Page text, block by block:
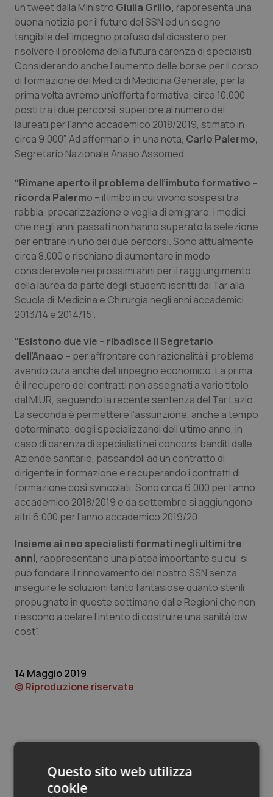
Campania
Emilia-Romagna
Friuli Venezia Giulia
Lazio
Liguria
Lombardia
Marche
Molise
Piemonte
Provincia Autonoma di Bolzano
Provincia Autonoma di Trento
Puglia
Sardegna
Sicilia
Toscana
Umbria
Valle D’Aosta
Veneto
Car-T
Colesterolo & coronaropatie
Dermatite Atopica
Diabete & glucometri
Disturbi dell’umore
Dolore
Donna & Salute
Epatiti
HIV
Infezioni & Febbre
Ipertensione & Scompenso
Malattie rare
Malattia di Crohn & Rettocolite Ulcerosa
Neuroscienze & patologie neurodegenerative
Obesità
Oftalmologia
Oncodermatologia
Oncoematologia
Oncologia & Nutrizione
Psoriasi & pelle
Quotidiano Chirurgia
Rene & patologie urogenitali
un tweet dalla Ministro Giulia Grillo, rappresenta una
buona notizia per il futuro del SSN ed un segno
tangibile dell’impegno profuso dal dicastero per
risolvere il problema della futura carenza di specialisti.
Considerando anche l’aumento delle borse per il corso
di formazione dei Medici di Medicina Generale, per la
prima volta avremo un’offerta formativa, circa 10.000
posti tra i due percorsi, superiore al numero dei
laureati per l’anno accademico 2018/2019, stimato in
circa 9.000”. Ad affermarlo, in una nota, Carlo Palermo,
Segretario Nazionale Anaao Assomed.
“Rimane aperto il problema dell’imbuto formativo –
ricorda Palermo – il limbo in cui vivono sospesi tra
rabbia, precarizzazione e voglia di emigrare, i medici
che negli anni passati non hanno superato la selezione
per entrare in uno dei due percorsi. Sono attualmente
circa 8.000 e rischiano di aumentare in modo
considerevole nei prossimi anni per il raggiungimento
della laurea da parte degli studenti iscritti dai Tar alla
Scuola di Medicina e Chirurgia negli anni accademici
2013/14 e 2014/15”.
“Esistono due vie – ribadisce il Segretario
dell’Anaao – per affrontare con razionalità il problema
avendo cura anche dell’impegno economico. La prima
è il recupero dei contratti non assegnati a vario titolo
dal MIUR, seguendo la recente sentenza del Tar Lazio.
La seconda è permettere l’assunzione, anche a tempo
determinato, degli specializzandi dell’ultimo anno, in
caso di carenza di specialisti nei concorsi banditi dalle
Aziende sanitarie, passandoli ad un contratto di
dirigente in formazione e recuperando i contratti di
formazione così svincolati. Sono circa 6.000 per l’anno
accademico 2018/2019 e da settembre si aggiungono
altri 6.000 per l’anno accademico 2019/20.
Insieme ai neo specialisti formati negli ultimi tre
anni, rappresentano una platea importante su cui si
può fondare il rinnovamento del nostro SSN senza
inseguire le soluzioni tanto fantasiose quanto sterili
propugnate in queste settimane dalle Regioni che non
riescono a celare l’intento di costruire una sanità low
cost”.
14 Maggio 2019
© Riproduzione riservata
Potrebbe interessarti in
Questo sito web utilizza
cookie